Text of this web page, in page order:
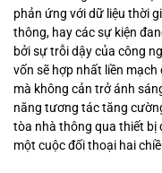
phản ứng với dữ liệu thời
thông, hay các sự kiện
bởi sự trỗi dậy của công
vốn sẽ hợp nhất liền
mà không cản trở ánh
năng tương tác tăng
tòa nhà thông qua thiết bị
một cuộc đối thoại hai